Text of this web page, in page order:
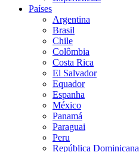
Países
Argentina
Brasil
Chile
Colômbia
Costa Rica
El Salvador
Equador
Espanha
México
Panamá
Paraguai
Peru
República Dominicana